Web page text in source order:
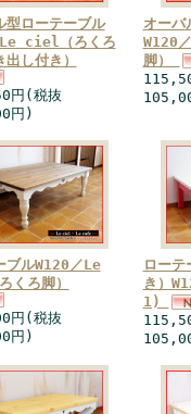
型ローテーブル
Le ciel（ろくろ
し付き）
円(税抜
円)
オーバ
W120
脚）
ブルW120／Le
ろ脚）
円(税抜
円)
ローテ
き）
1)